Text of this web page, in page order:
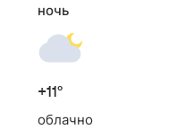
ночь
+11°
облачно